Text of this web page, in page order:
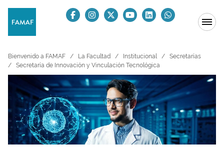
Bienvenido a FAMAF La Facultad Institucional
Secretarías
Secretaría de Innovación y Vinculación Tecnológica